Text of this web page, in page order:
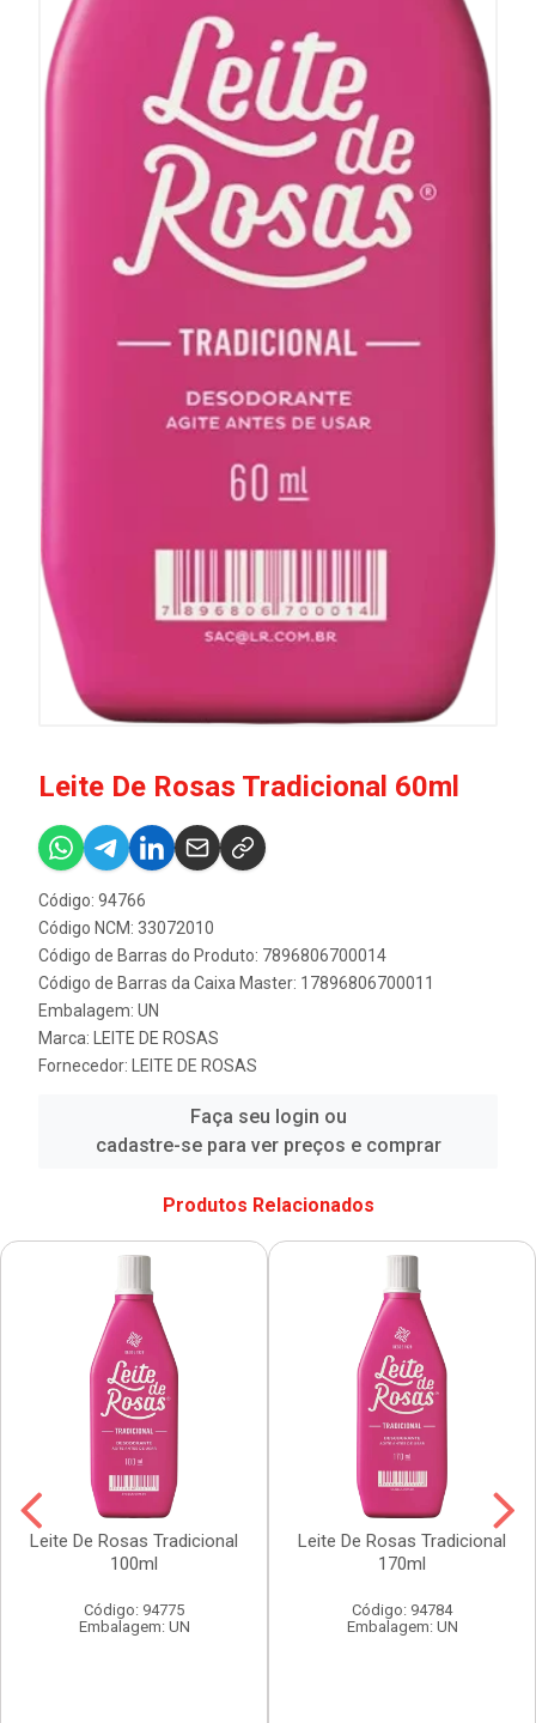
Leite De Rosas Tradicional 60ml
Código: 94766
Código NCM: 33072010
Código de Barras do Produto: 7896806700014
Código de Barras da Caixa Master: 17896806700011
Embalagem: UN
Marca:
LEITE DE ROSAS
Fornecedor:
LEITE DE ROSAS
Faça seu login ou
cadastre-se para ver preços e comprar
Produtos Relacionados
Leite De Rosas Tradicional
100ml
Código: 94775
Embalagem: UN
Leite De Rosas Tradicional
170ml
Código: 94784
Embalagem: UN